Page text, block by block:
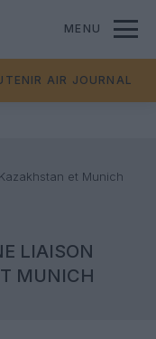
MENU
AIR JOURNAL
et Munich
LIAISON
MUNICH